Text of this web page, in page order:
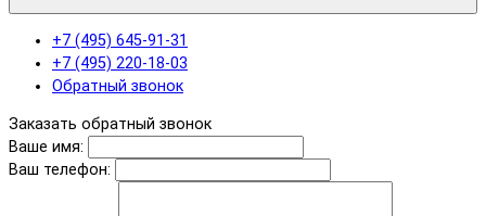
+7 (495) 645-91-31
+7 (495) 220-18-03
Обратный звонок
Заказать обратный звонок
Ваше имя:
Ваш телефон: